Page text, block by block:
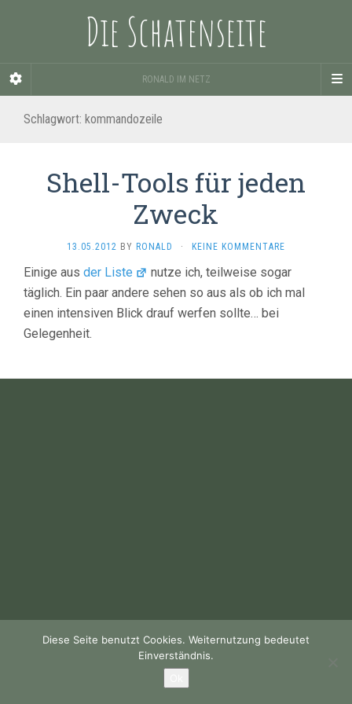
Die Schatenseite
RONALD IM NETZ
Schlagwort: kommandozeile
Shell-Tools für jeden
Zweck
13.05.2012 BY RONALD · KEINE KOMMENTARE
Einige aus der Liste
nutze ich, teilweise sogar
täglich. Ein paar andere sehen so aus als ob ich mal
einen intensiven Blick drauf werfen sollte… bei
Gelegenheit.
Diese Seite benutzt Cookies. Weiternutzung bedeutet
Einverständnis.